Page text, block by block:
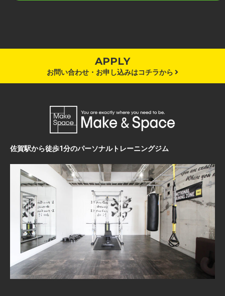
APPLY
お問い合わせ・お申し込みはコチラから
佐賀駅から徒歩1分のパーソナルトレーニングジム